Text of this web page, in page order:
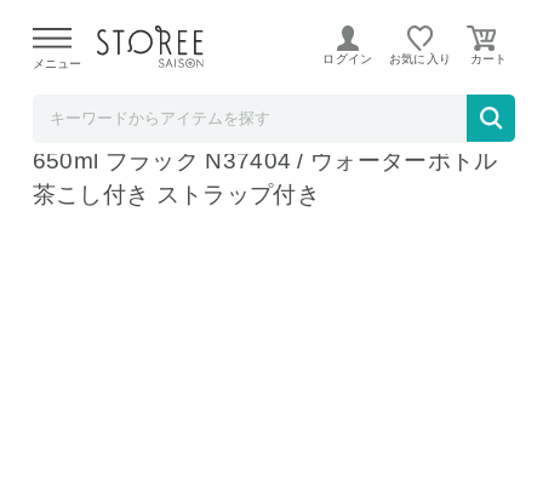
よる配送遅延が発生しております。
メニュー ログイン お気に入り
ティファール T-fal ハイドレーション ボトル
650ml ブラック N37404 / ウォーターボトル
茶こし付き ストラップ付き